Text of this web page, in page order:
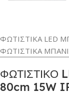
ΦΩΤΙΣΤΙΚΑ LED
ΦΩΤΙΣΤΙΚΑ
ΦΩΤΙΣΤΙΚΟ
80cm 15W